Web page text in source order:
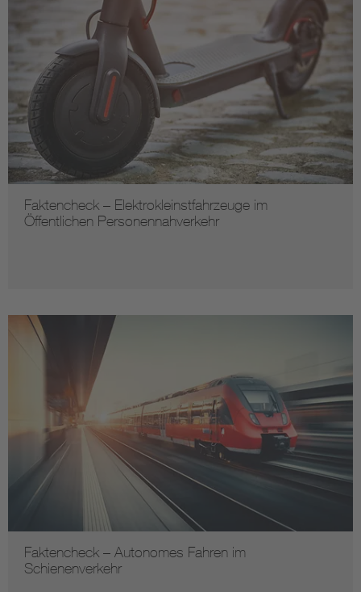
Faktencheck – Elektrokleinstfahrzeuge im
Öffentlichen Personennahverkehr
Faktencheck – Autonomes Fahren im
Schienenverkehr